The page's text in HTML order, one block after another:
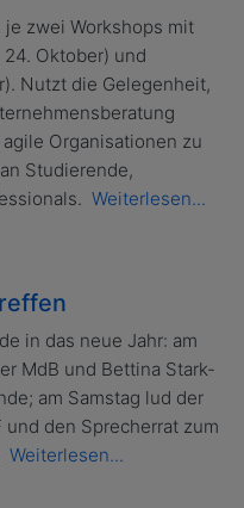
zwei Workshops mit
Oktober) und
Nutzt die Gelegenheit,
Organisationen zu
Studierende,
Weiterlesen...
in das neue Jahr: am
MdB und Bettina Stark-
am Samstag lud der
den Sprecherrat zum
Weiterlesen...